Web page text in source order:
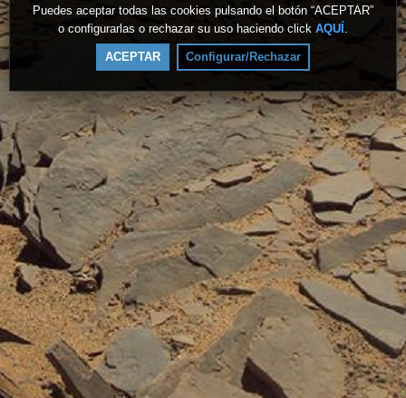
Puedes aceptar todas las cookies pulsando el botón “ACEPTAR”
o configurarlas o rechazar su uso haciendo click AQUÍ .
ACEPTAR Configurar/Rechazar